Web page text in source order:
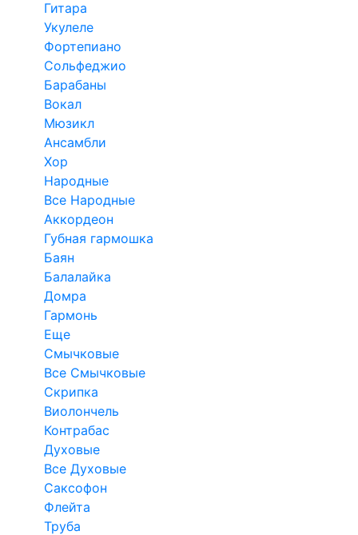
Гитара
Укулеле
Фортепиано
Сольфеджио
Барабаны
Вокал
Мюзикл
Ансамбли
Хор
Народные
Все Народные
Аккордеон
Губная гармошка
Баян
Балалайка
Домра
Гармонь
Еще
Смычковые
Все Смычковые
Скрипка
Виолончель
Контрабас
Духовые
Все Духовые
Саксофон
Флейта
Труба